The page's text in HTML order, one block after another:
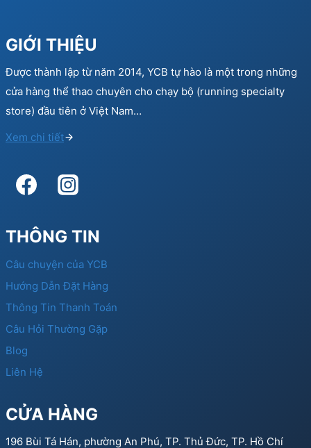
GIỚI THIỆU
Được thành lập từ năm 2014, YCB tự hào là một trong những
cửa hàng thể thao chuyên cho chạy bộ (running specialty
store) đầu tiên ở Việt Nam…
Xem chi tiết
THÔNG TIN
Câu chuyện của YCB
Hướng Dẫn Đặt Hàng
Thông Tin Thanh Toán
Câu Hỏi Thường Gặp
Blog
Liên Hệ
CỬA HÀNG
196 Bùi Tá Hán, phường An Phú, TP. Thủ Đức, TP. Hồ Chí